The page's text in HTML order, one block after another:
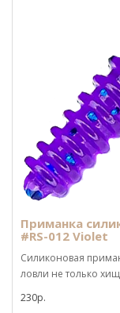
Приманка
#RS-012 Violet
Силиконовая
ловли не только
230р.